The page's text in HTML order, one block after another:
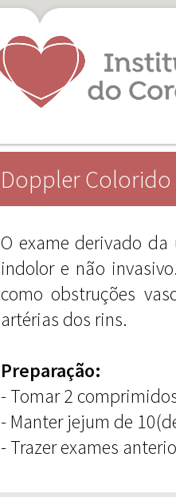
Doppler Colorido
O exame derivado
indolor e não
como obstruções
artérias dos rins.
Preparação:
- Tomar 2
- Manter jejum de
- Trazer exames